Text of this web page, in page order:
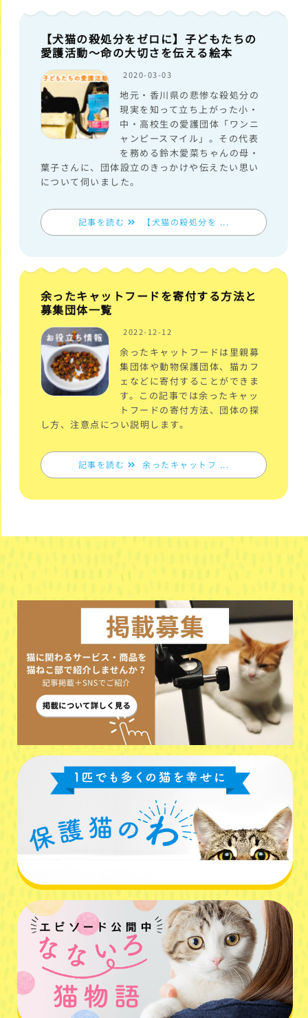
【犬猫の殺処分をゼロに】子どもたちの
愛護活動〜命の大切さを伝える絵本
2020-03-03
地元・香川県の悲惨な殺処分の
現実を知って立ち上がった小・
中・高校生の愛護団体「ワンニ
ャンピースマイル」。その代表
を務める鈴木愛菜ちゃんの母・
葉子さんに、団体設立のきっかけや伝えたい思い
について伺いました。
記事を読む 【犬猫の殺処分を ...
余ったキャットフードを寄付する方法と
募集団体一覧
2022-12-12
余ったキャットフードは里親募
集団体や動物保護団体、猫カフ
ェなどに寄付することができま
す。この記事では余ったキャッ
トフードの寄付方法、団体の探
し方、注意点につい説明します。
記事を読む 余ったキャットフ ...